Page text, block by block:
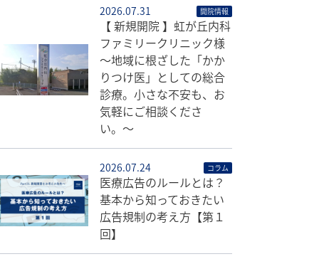
2026.07.31 開院情報
【 新規開院 】虹が丘内科
ファミリークリニック様
〜地域に根ざした「かか
りつけ医」としての総合
診療。小さな不安も、お
気軽にご相談くださ
い。〜
2026.07.24 コラム
医療広告のルールとは？
基本から知っておきたい
広告規制の考え方【第１
回】